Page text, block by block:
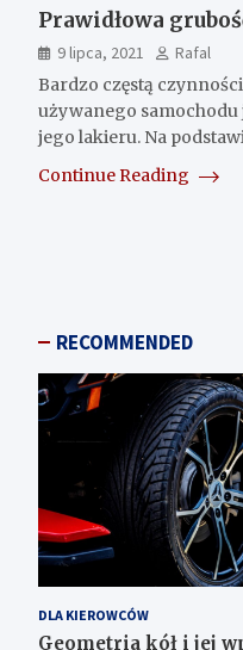
Prawidłowa
9 lipca, 2021
Rafal
Bardzo częstą
używanego
jego lakieru. Na
Continue Reading
RECOMMENDED
DLA KIEROWCÓW
Geometria kół i jej